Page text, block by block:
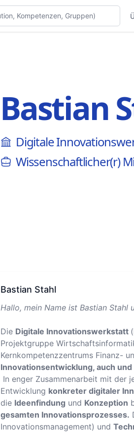
Bastian
Digitale
Wissenschaftlicher(r)
Bastian Stahl
Hallo, mein Name ist Bastian
Die Digitale Innovationswerkstatt
Projektgruppe
Kernkompetenzzentrums Finanz-
Innovationsentwicklung, auch
In enger Zusammenarbeit mit der
Entwicklung konkreter digitaler
die Ideenfindung und Konzeption
gesamten Innovationsprozesses.
Innovationsmanagement) und